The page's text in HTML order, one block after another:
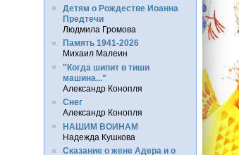
Детям о Рождестве Иоанна
Предтечи
Людмила Громова
Память 1941-2026
Михаил Малеин
"Когда шипит в тиши
машина..."
Александр Конопля
Снег
Александр Конопля
НАШИМ ВОИНАМ
Надежда Кушкова
Сказание о жене Адера и о